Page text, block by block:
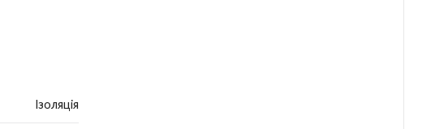
Ізоляція